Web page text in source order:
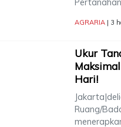
AGRARIA | 3
Ukur
Hari!
Ruang/